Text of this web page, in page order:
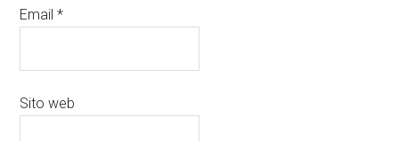
Email*
Sito web